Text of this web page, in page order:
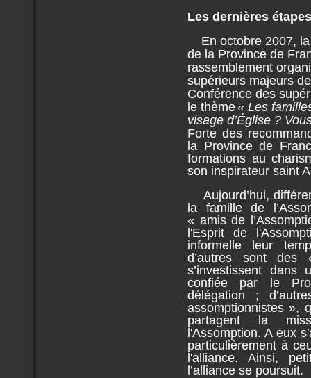
Les dernières étapes
En octobre 2007, la
de la Province de
rassemblement
supérieurs majeurs
Conférence des
le thème« Les
visage d’Église ?
Forte des
la Province de
formations au
son inspirateur saint
Aujourd’hui,
la famille de
« amis de
l'Esprit de
informelle leur
d’autres sont
s’investissent
confiée par le
délégation ;
assomptionnistes »,
partagent la
l'Assomption. A eux
particulièrement à
l'alliance. Ainsi,
l’alliance se poursuit.